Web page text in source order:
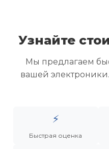
сайте прямо сейчас,
с вами в
место для новых
Узнайте
Мы предлагаем
вашей
⚡
Быстрая оценка